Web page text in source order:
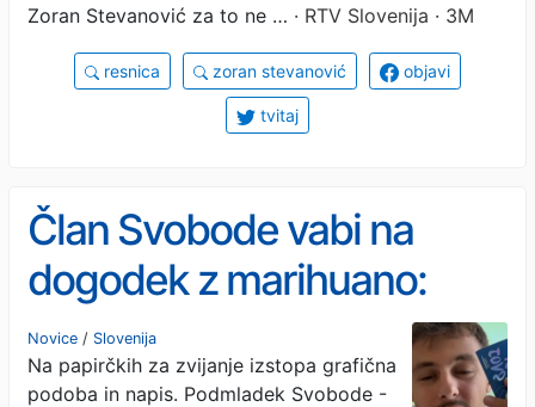
Zoran Stevanović za to ne … · RTV Slovenija · 3M
resnica zoran stevanović objavi
tvitaj
Član Svobode vabi na
dogodek z marihuano:
»Pridite po naše rizle«
(VIDEO)
Novice / Slovenija
Na papirčkih za zvijanje izstopa grafična
podoba in napis. Podmladek Svobode -